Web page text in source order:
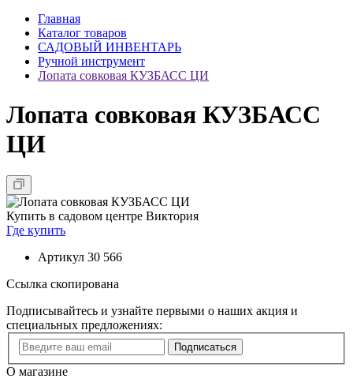
Главная
Каталог товаров
САДОВЫЙ ИНВЕНТАРЬ
Ручной инструмент
Лопата совковая КУЗБАСС ЦИ
Лопата совковая КУЗБАСС
ЦИ
Купить в садовом центре Виктория
Где купить
Артикул 30 566
Ссылка скопирована
Подписывайтесь и узнайте первыми о наших акция и
специальных предложениях:
Подписаться
О магазине